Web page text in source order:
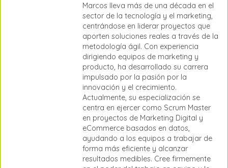
Marcos lleva más de una década en el
sector de la tecnología y el marketing,
centrándose en liderar proyectos que
aporten soluciones reales a través de la
metodología ágil. Con experiencia
dirigiendo equipos de marketing y
producto, ha desarrollado su carrera
impulsado por la pasión por la
innovación y el crecimiento.
Actualmente, su especialización se
centra en ejercer como Scrum Master
en proyectos de Marketing Digital y
eCommerce basados en datos,
ayudando a los equipos a trabajar de
forma más eficiente y alcanzar
resultados medibles. Cree firmemente